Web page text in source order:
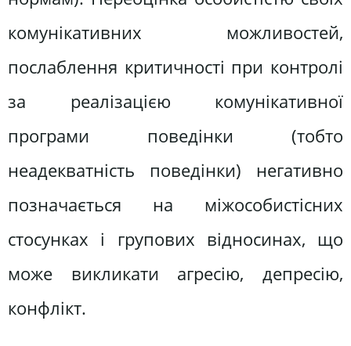
комунікативних можливостей,
послаблення критичності при контролі
за реалізацією комунікативної
програми поведінки (тобто
неадекватність поведінки) негативно
позначається на міжособистісних
стосунках і групових відносинах, що
може викликати агресію, депресію,
конфлікт.